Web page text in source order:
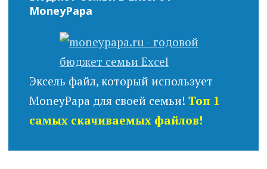
MoneyPapa
Эксель файл, который использует
MoneyPapa для своей семьи! Топ 1
самых скачиваемых файлов!